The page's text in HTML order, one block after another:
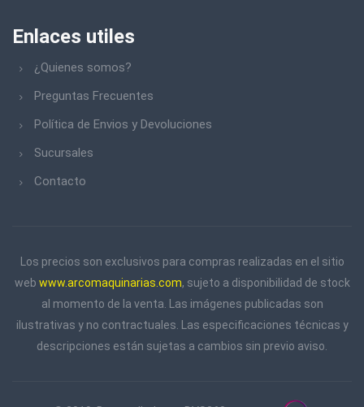
Enlaces utiles
¿Quienes somos?
Preguntas Frecuentes
Política de Envios y Devoluciones
Sucursales
Contacto
Los precios son exclusivos para compras realizadas en el sitio
web www.arcomaquinarias.com, sujeto a disponibilidad de stock
al momento de la venta. Las imágenes publicadas son
ilustrativas y no contractuales. Las especificaciones técnicas y
descripciones están sujetas a cambios sin previo aviso.